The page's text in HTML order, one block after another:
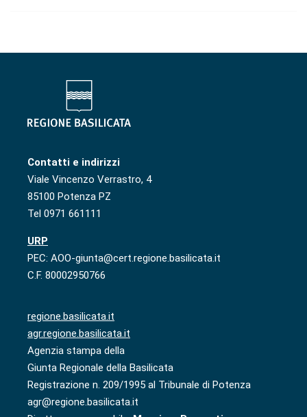
Contatti e indirizzi
Viale Vincenzo Verrastro, 4
85100 Potenza PZ
Tel 0971 661111
URP
PEC: AOO-giunta@cert.regione.basilicata.it
C.F. 80002950766
regione.basilicata.it
agr.regione.basilicata.it
Agenzia stampa della
Giunta Regionale della Basilicata
Registrazione n. 209/1995 al Tribunale di Potenza
agr@regione.basilicata.it